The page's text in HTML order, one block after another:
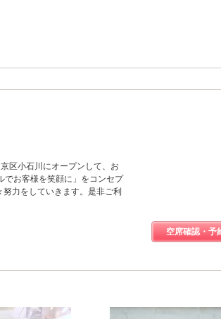
区小石川にオープンして、お
でお客様を笑顔に」をコンセプ
力をしていきます。是非ご利
空席確認・予